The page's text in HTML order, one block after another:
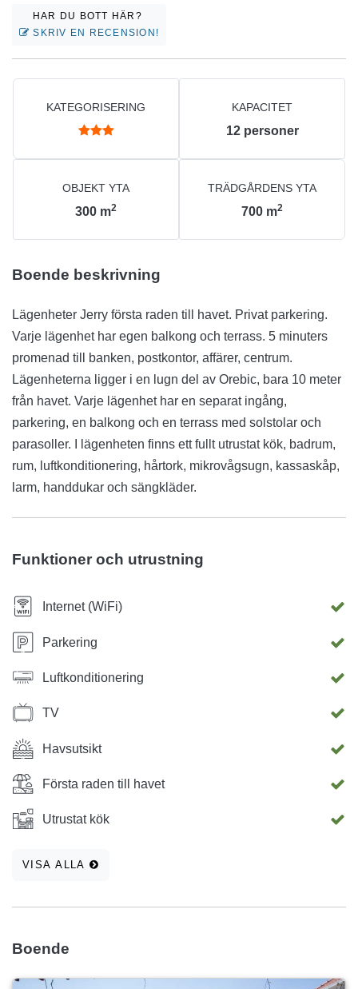
HAR DU BOTT HÄR?
SKRIV EN RECENSION!
KATEGORISERING KAPACITET
12 personer
OBJEKT YTA
300 m2
TRÄDGÅRDENS YTA
700 m2
Boende beskrivning
Lägenheter Jerry första raden till havet. Privat parkering.
Varje lägenhet har egen balkong och terrass. 5 minuters
promenad till banken, postkontor, affärer, centrum.
Lägenheterna ligger i en lugn del av Orebic, bara 10 meter
från havet. Varje lägenhet har en separat ingång,
parkering, en balkong och en terrass med solstolar och
parasoller. I lägenheten finns ett fullt utrustat kök, badrum,
rum, luftkonditionering, hårtork, mikrovågsugn, kassaskåp,
larm, handdukar och sängkläder.
Funktioner och utrustning
Internet (WiFi)
Parkering
Luftkonditionering
TV
Havsutsikt
Första raden till havet
Utrustat kök
VISA ALLA
Boende